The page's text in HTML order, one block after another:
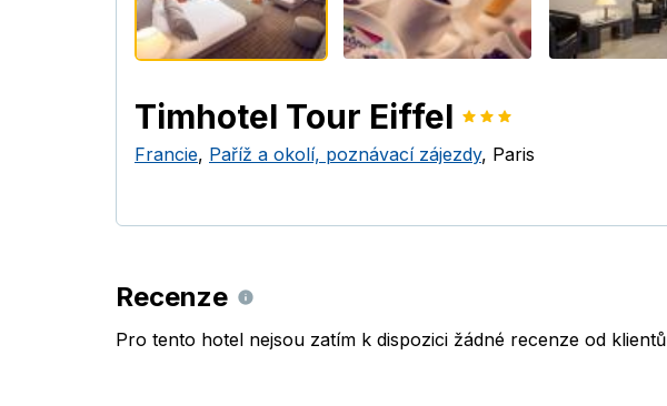
Timhotel Tour Eiffel
Francie, Paříž a okolí, poznávací zájezdy, Paris
Recenze
Pro tento hotel nejsou zatím k dispozici žádné recenze od klientů